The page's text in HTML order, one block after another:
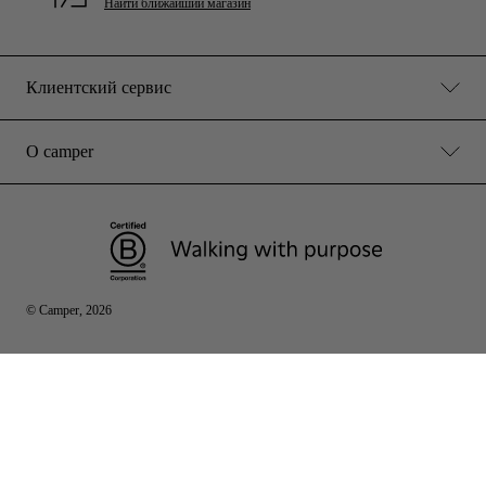
Клиентский сервис
О camper
Найти ближайший магазин
© Camper, 2026